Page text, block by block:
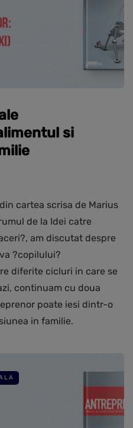
si
cartea scrisa de Marius
de la Idei catre
am discutat despre
?copilului?
diferite cicluri in care se
continuam cu doua
poate iesi dintr-o
in familie.